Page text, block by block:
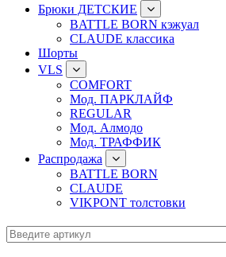
Брюки ДЕТСКИЕ
BATTLE BORN кэжуал
CLAUDE классика
Шорты
VLS
COMFORT
Мод. ПАРКЛАЙФ
REGULAR
Мод. Алмодо
Мод. ТРАФФИК
Распродажа
BATTLE BORN
CLAUDE
VIKPONT толстовки